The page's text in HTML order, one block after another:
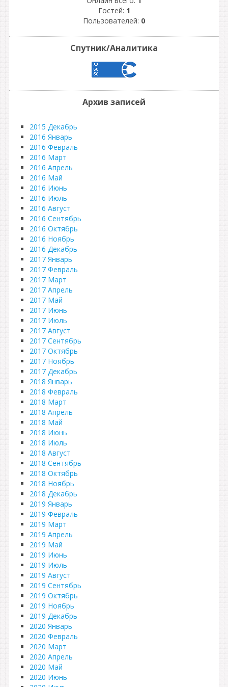
Гостей: 1
Пользователей: 0
Спутник/Аналитика
Архив записей
2015 Декабрь
2016 Январь
2016 Февраль
2016 Март
2016 Апрель
2016 Май
2016 Июнь
2016 Июль
2016 Август
2016 Сентябрь
2016 Октябрь
2016 Ноябрь
2016 Декабрь
2017 Январь
2017 Февраль
2017 Март
2017 Апрель
2017 Май
2017 Июнь
2017 Июль
2017 Август
2017 Сентябрь
2017 Октябрь
2017 Ноябрь
2017 Декабрь
2018 Январь
2018 Февраль
2018 Март
2018 Апрель
2018 Май
2018 Июнь
2018 Июль
2018 Август
2018 Сентябрь
2018 Октябрь
2018 Ноябрь
2018 Декабрь
2019 Январь
2019 Февраль
2019 Март
2019 Апрель
2019 Май
2019 Июнь
2019 Июль
2019 Август
2019 Сентябрь
2019 Октябрь
2019 Ноябрь
2019 Декабрь
2020 Январь
2020 Февраль
2020 Март
2020 Апрель
2020 Май
2020 Июнь